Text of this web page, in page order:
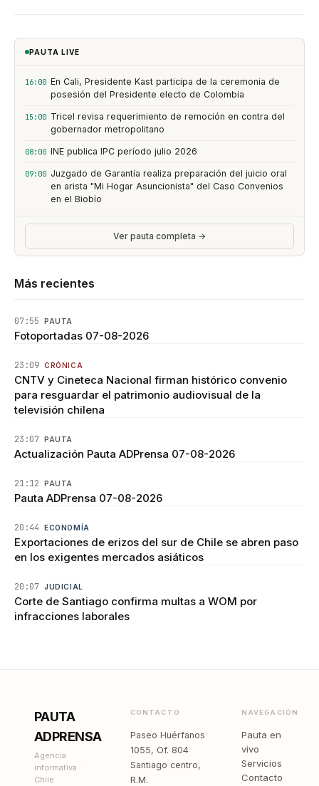
PAUTA LIVE
16:00 En Cali, Presidente Kast participa de la ceremonia de
posesión del Presidente electo de Colombia
15:00 Tricel revisa requerimiento de remoción en contra del
gobernador metropolitano
08:00 INE publica IPC período julio 2026
09:00 Juzgado de Garantía realiza preparación del juicio oral
en arista "Mi Hogar Asuncionista" del Caso Convenios
en el Biobío
Ver pauta completa →
Más recientes
07:55 PAUTA
Fotoportadas 07-08-2026
23:09 CRÓNICA
CNTV y Cineteca Nacional firman histórico convenio
para resguardar el patrimonio audiovisual de la
televisión chilena
23:07 PAUTA
Actualización Pauta ADPrensa 07-08-2026
21:12 PAUTA
Pauta ADPrensa 07-08-2026
20:44 ECONOMÍA
Exportaciones de erizos del sur de Chile se abren paso
en los exigentes mercados asiáticos
20:07 JUDICIAL
Corte de Santiago confirma multas a WOM por
infracciones laborales
PAUTA
ADPRENSA
Agencia
informativa ·
Chile
CONTACTO
Paseo Huérfanos
1055, Of. 804
Santiago centro,
R.M.
NAVEGACIÓN
Pauta en
vivo
Servicios
Contacto